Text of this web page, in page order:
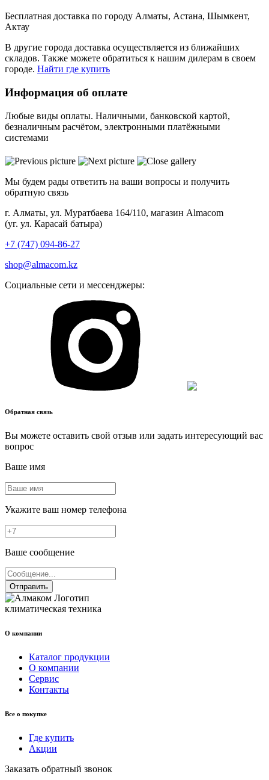
Бесплатная доставка по городу Алматы, Астана, Шымкент,
Актау
В другие города доставка осуществляется из ближайших
складов. Также можете обратиться к нашим дилерам в своем
городе. Найти где купить
Информация об оплате
Любые виды оплаты. Наличными, банковской картой,
безналичным расчётом, электронными платёжными
системами
Мы будем рады ответить на ваши вопросы и получить
обратную связь
г. Алматы, ул. Муратбаева 164/110, магазин Almacom
(уг. ул. Карасай батыра)
+7 (747) 094-86-27
shop@almacom.kz
Социальные сети и мессенджеры:
Обратная связь
Вы можете оставить свой отзыв или задать интересующий вас
вопрос
Ваше имя
Укажите ваш номер телефона
Ваше сообщение
Отправить
климатическая техника
О компании
Каталог продукции
О компании
Сервис
Контакты
Все о покупке
Где купить
Акции
Заказать обратный звонок